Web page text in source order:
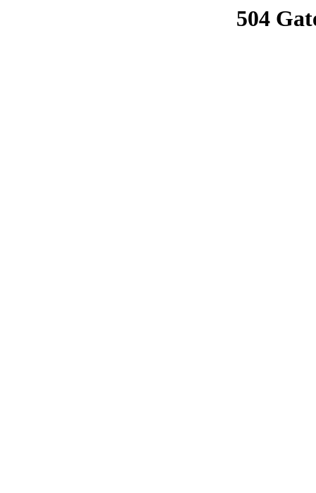
504